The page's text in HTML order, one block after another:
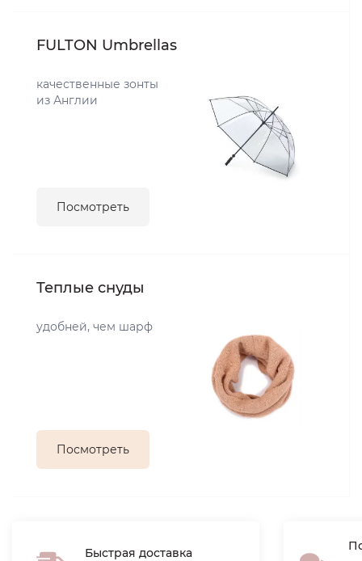
FULTON Umbrellas
качественные зонты
из Англии
Посмотреть
Теплые снуды
удобней, чем шарф
Посмотреть
Быстрая доставка